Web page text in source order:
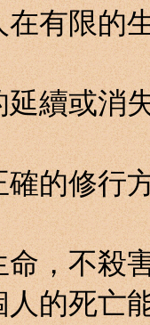
限的生
或消失
修行方
不殺害
死亡能